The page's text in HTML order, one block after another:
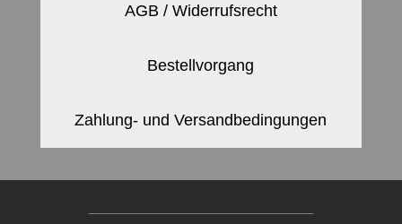
AGB / Widerrufsrecht
Bestellvorgang
Zahlung- und Versandbedingungen